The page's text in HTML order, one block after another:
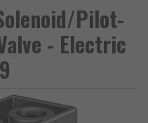
Pilot-
- Electric